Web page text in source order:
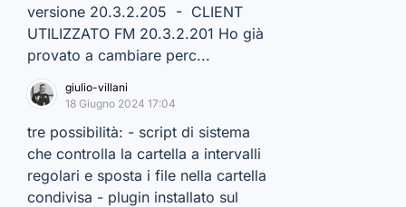
versione 20.3.2.205 - CLIENT
UTILIZZATO FM 20.3.2.201 Ho già
provato a cambiare perc...
giulio-villani
18 Giugno 2024 17:04
tre possibilità: - script di sistema
che controlla la cartella a intervalli
regolari e sposta i file nella cartella
condivisa - plugin installato sul